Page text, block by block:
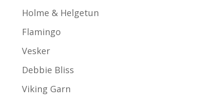
Holme & Helgetun
Flamingo
Vesker
Debbie Bliss
Viking Garn